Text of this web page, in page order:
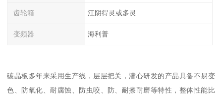
齿轮箱 江阴得灵或多灵
变频器 海利普
碳晶板多年来采用生产线，层层把关，潜心研发的产品具备不易变
色、防氧化、耐腐蚀、防虫咬、防、耐擦耐磨等特性，整体性能比